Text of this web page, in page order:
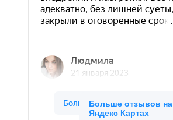
Больше отзывов на
Яндекс Картах